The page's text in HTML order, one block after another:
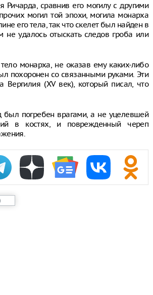
Ричарда, сравнив его могилу с другими
могил той эпохи, могила монарха
его тела, так что скелет был найден в
удалось отыскать следов гроба или
монарха, не оказав ему каких-либо
похоронен со связанными руками. Эти
(XV век), который писал, что
погребен врагами, а не уцелевшей
в костях, и поврежденный череп